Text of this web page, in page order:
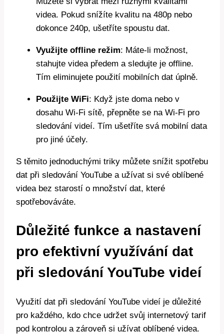
videa. Pokud snížíte kvalitu na 480p nebo
dokonce 240p, ušetříte spoustu dat.
Využijte offline režim: Máte-li možnost,
stahujte videa předem a sledujte je offline.
Tím eliminujete použití mobilních dat úplně.
Použijte WiFi: Když jste doma nebo v
dosahu Wi-Fi sítě, přepněte se na Wi-Fi pro
sledování videí. Tím ušetříte svá mobilní data
pro jiné účely.
S těmito jednoduchými triky můžete snížit spotřebu
dat při sledování YouTube a užívat si své oblíbené
videa bez starostí o množství dat, které
spotřebováváte.
Důležité funkce a nastavení
pro efektivní využívání dat
při sledování YouTube videí
Využití dat při sledování YouTube videí je důležité
pro každého, kdo chce udržet svůj internetový tarif
pod kontrolou a zároveň si užívat oblíbené videa.